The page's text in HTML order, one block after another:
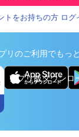
トをお持ちの方 ログ
リのご利用でもっ
アプリ版ダウンロ